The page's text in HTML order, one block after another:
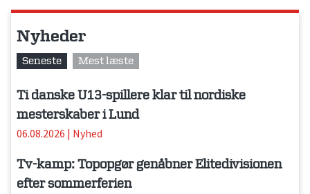
Nyheder
Seneste Mest læste
Ti danske U13-spillere klar til nordiske
mesterskaber i Lund
06.08.2026 | Nyhed
Tv-kamp: Topopgør genåbner Elitedivisionen
efter sommerferien